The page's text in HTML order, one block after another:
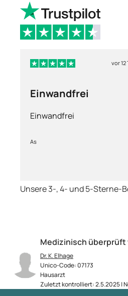
Medizinisch überprüft
Dr. K. Elhage
Unico-Code: 07173
Hausarzt
Zuletzt kontrolliert: 2.5.2025 |
vor 12
Einwandfrei
Einwandfrei
As
Unsere 3-, 4- und 5-Sterne-